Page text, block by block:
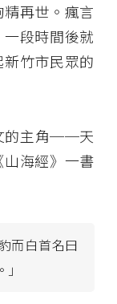
再世。瘋言
段時間後就
竹市民眾的
的主角──天
海經》一書
而白首名曰